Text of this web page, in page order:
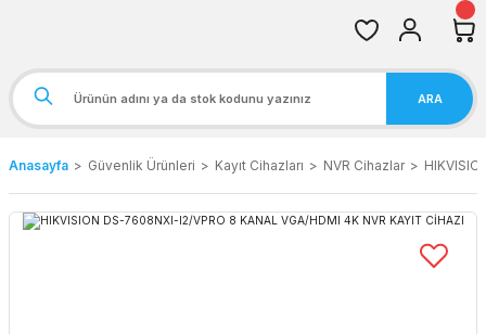
ARA
Anasayfa Güvenlik Ürünleri Kayıt Cihazları NVR Cihazlar